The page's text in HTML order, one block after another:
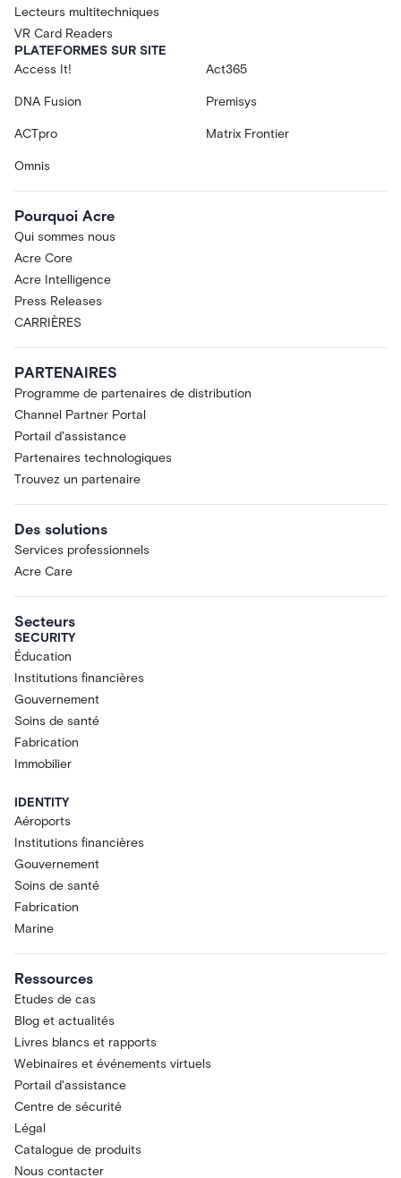
Lecteurs multitechniques
VR Card Readers
PLATEFORMES SUR SITE
Access It!
Act365
DNA Fusion Premisys
ACTpro Matrix Frontier
Omnis
Pourquoi Acre
Qui sommes nous
Acre Core
Acre Intelligence
Press Releases
CARRIÈRES
PARTENAIRES
Programme de partenaires de distribution
Channel Partner Portal
Portail d'assistance
Partenaires technologiques
Trouvez un partenaire
Des solutions
Services professionnels
Acre Care
Secteurs
SECURITY
Éducation
Institutions financières
Gouvernement
Soins de santé
Fabrication
Immobilier
IDENTITY
Aéroports
Institutions financières
Gouvernement
Soins de santé
Fabrication
Marine
Ressources
Etudes de cas
Blog et actualités
Livres blancs et rapports
Webinaires et événements virtuels
Portail d'assistance
Centre de sécurité
Légal
Catalogue de produits
Nous contacter